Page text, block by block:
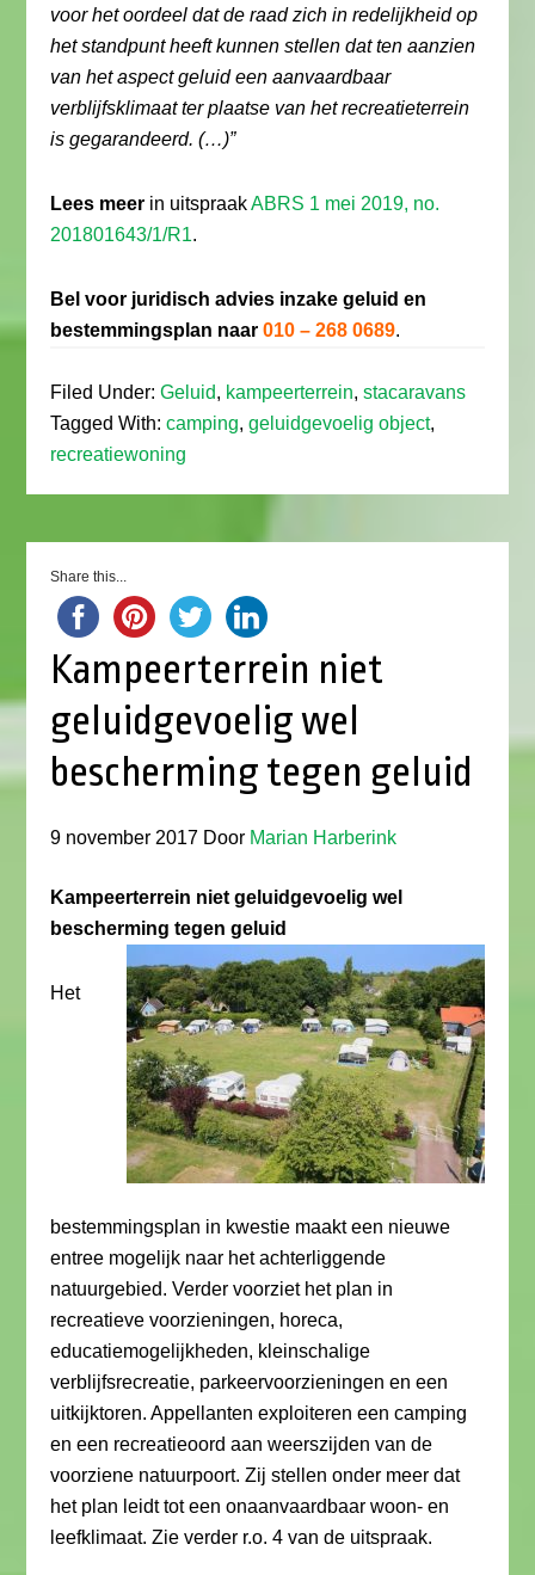
voor het oordeel dat de raad zich in redelijkheid op
het standpunt heeft kunnen stellen dat ten aanzien
van het aspect geluid een aanvaardbaar
verblijfsklimaat ter plaatse van het recreatieterrein
is gegarandeerd. (…)”
Lees meer in uitspraakABRS 1 mei 2019, no.
201801643/1/R1.
Bel voor juridisch advies inzake geluid en
bestemmingsplan naar 010 – 268 0689.
Filed Under:Geluid, kampeerterrein,stacaravans
Tagged With:camping,geluidgevoelig object,
recreatiewoning
Share this...
Kampeerterrein niet
geluidgevoelig wel
bescherming tegen geluid
9 november 2017 Door Marian Harberink
Kampeerterrein niet geluidgevoelig wel
bescherming tegen geluid
Het
bestemmingsplan in kwestie maakt een nieuwe
entree mogelijk naar het achterliggende
natuurgebied. Verder voorziet het plan in
recreatieve voorzieningen, horeca,
educatiemogelijkheden, kleinschalige
verblijfsrecreatie, parkeervoorzieningen en een
uitkijktoren. Appellanten exploiteren een camping
en een recreatieoord aan weerszijden van de
voorziene natuurpoort. Zij stellen onder meer dat
het plan leidt tot een onaanvaardbaar woon- en
leefklimaat. Zie verder r.o. 4 van de uitspraak.